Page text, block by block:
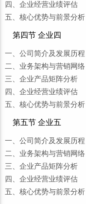
四、企业经营业绩评估
五、核心优势与前景分析
第四节 企业四
一、公司简介及发展历程
二、业务架构与营销网络
三、企业产品矩阵分析
四、企业经营业绩评估
五、核心优势与前景分析
第五节 企业五
一、公司简介及发展历程
二、业务架构与营销网络
三、企业产品矩阵分析
四、企业经营业绩评估
五、核心优势与前景分析